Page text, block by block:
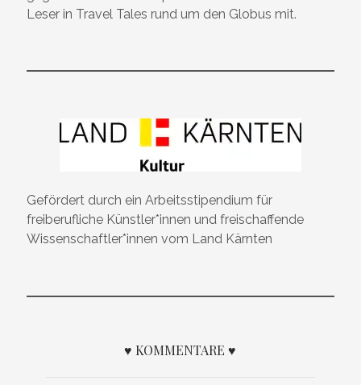
Leser in Travel Tales rund um den Globus mit.
Gefördert durch ein Arbeitsstipendium für
freiberufliche Künstler*innen und freischaffende
Wissenschaftler*innen vom Land Kärnten
♥ KOMMENTARE ♥